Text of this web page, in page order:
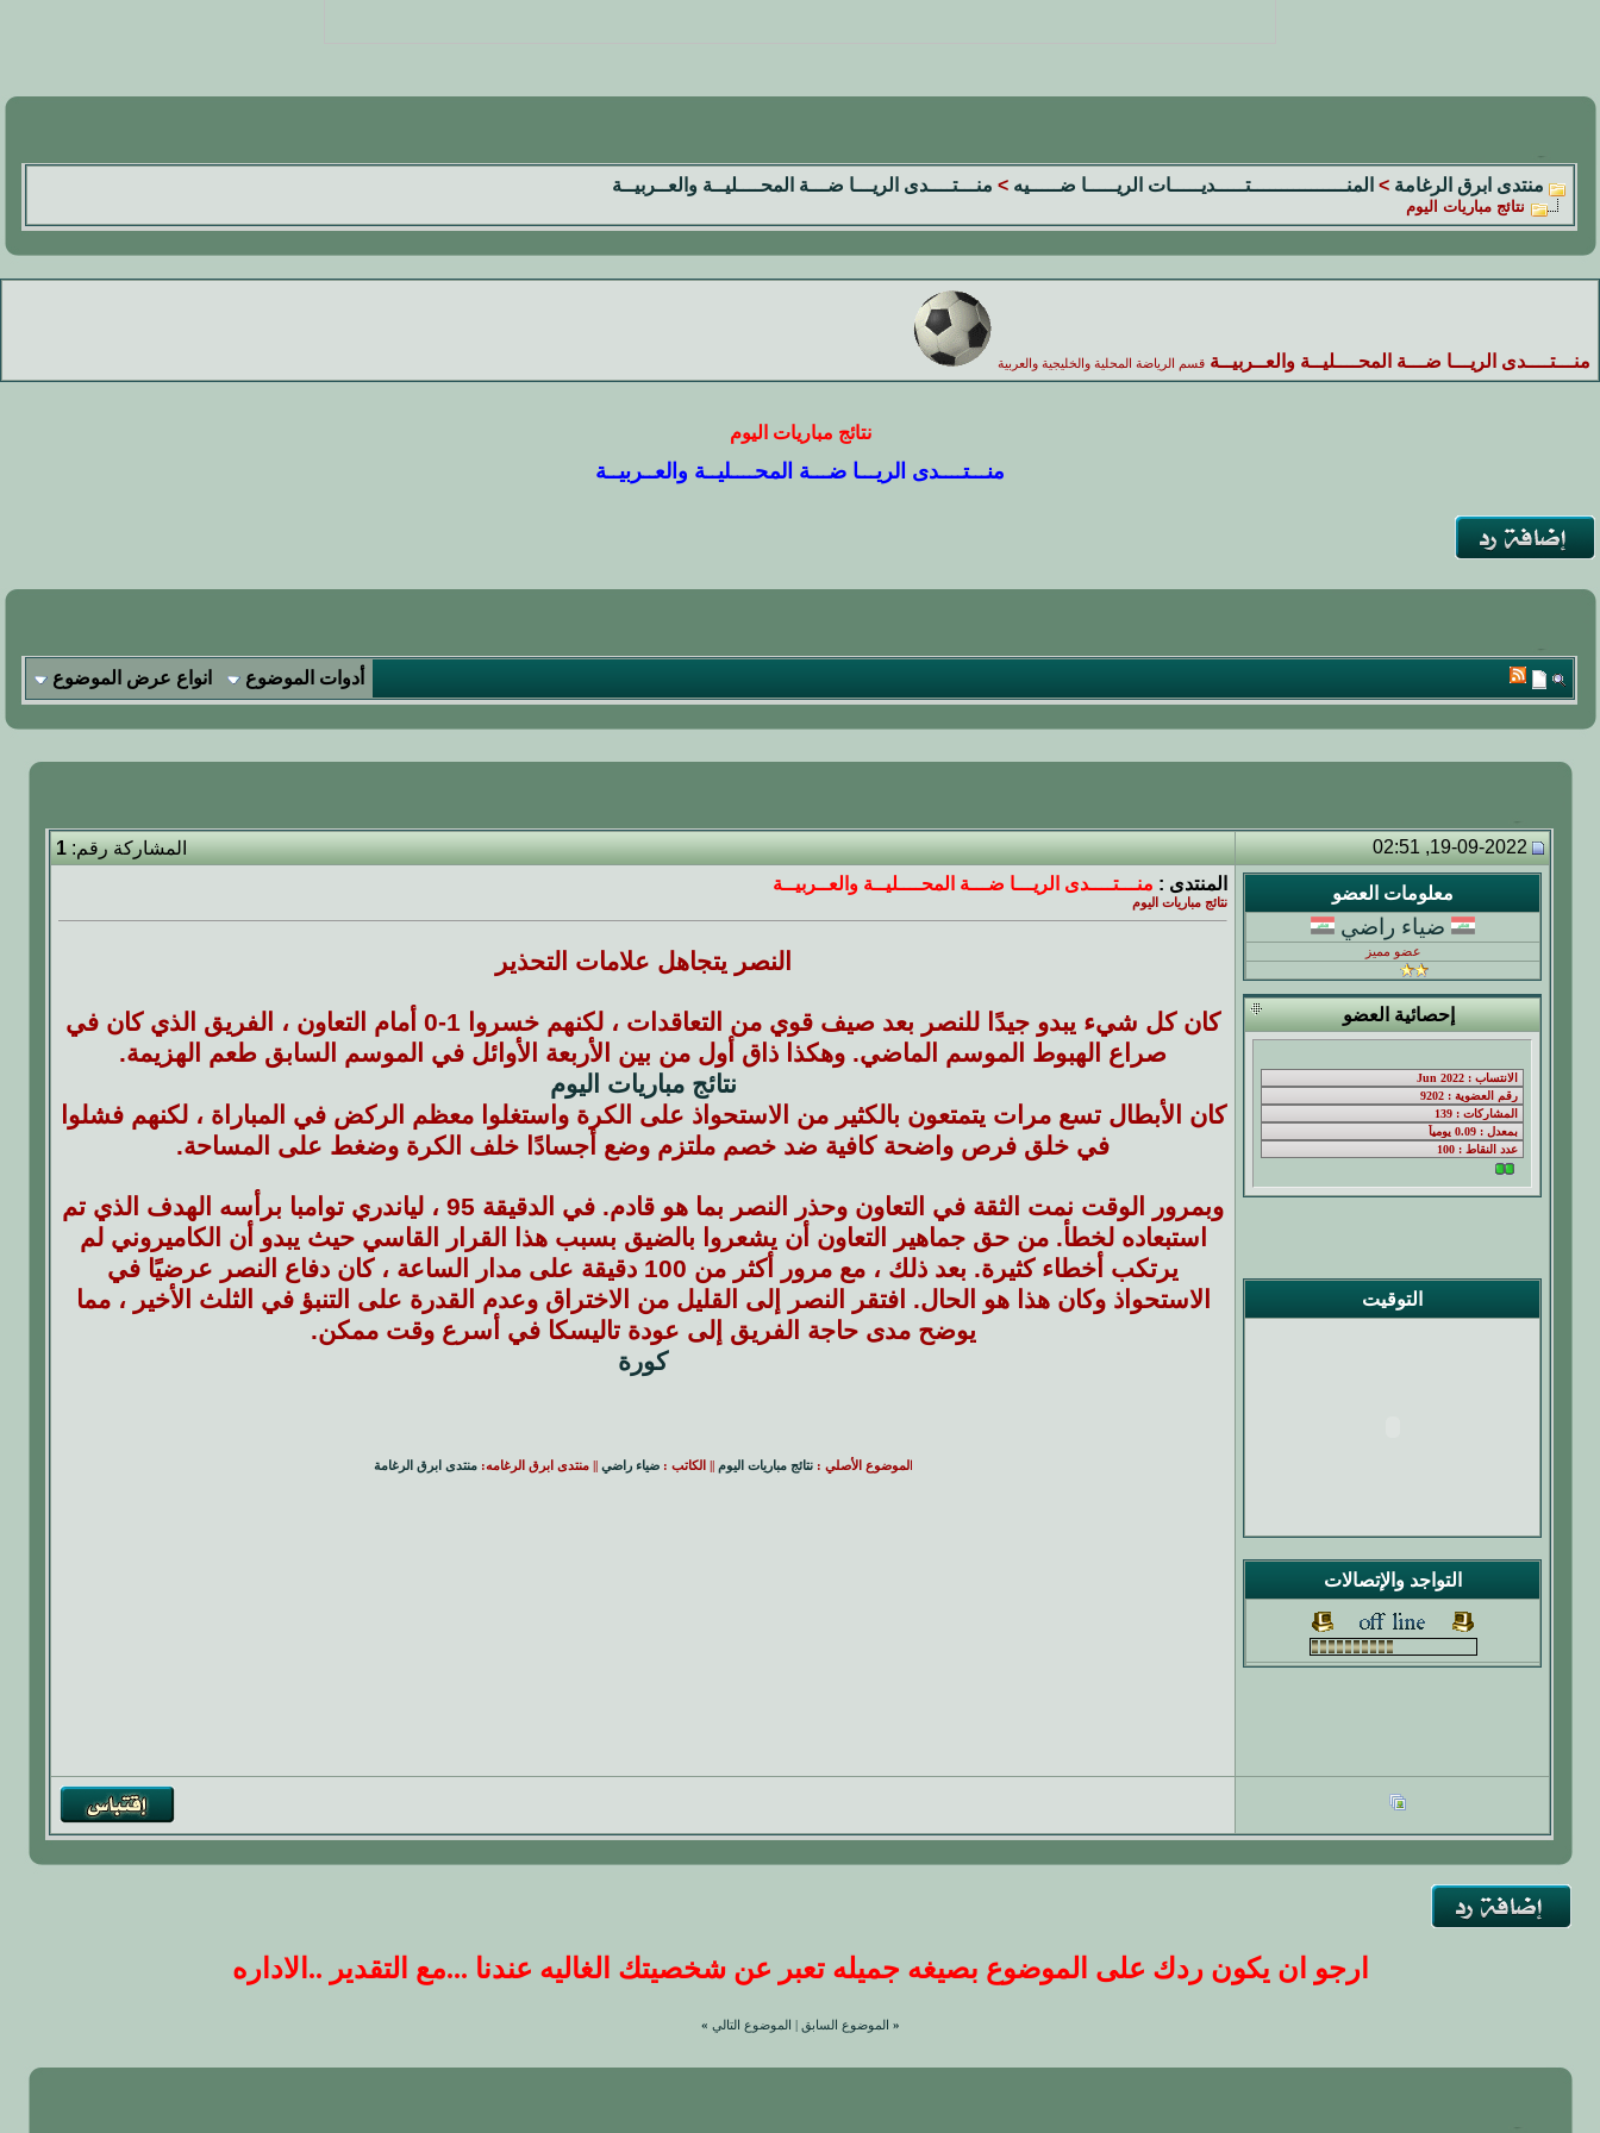
منتدى ابرق الرغامة > المنــــــــــــــــتـــــديـــــات الريـــــا ضـــــيه > منـــتــــدى الريـــا ضـــة المحــــليــة والعــربيــة
نتائج مباريات اليوم
منـــتــــدى الريـــا ضـــة المحــــليــة والعــربيــة قسم الرياضة المحلية والخليجية والعربية
نتائج مباريات اليوم
منـــتــــدى الريـــا ضـــة المحــــليــة والعــربيــة
أدوات الموضوع انواع عرض الموضوع
19-09-2022, 02:51 المشاركة رقم:1
معلومات العضو
ضياء راضي
عضو مميز
إحصائية العضو
التوقيت
التواجد والإتصالات
المنتدى : منـــتــــدى الريـــا ضـــة المحــــليــة والعــربيــة
نتائج مباريات اليوم
النصر يتجاهل علامات التحذير
كان كل شيء يبدو جيدًا للنصر بعد صيف قوي من التعاقدات ، لكنهم خسروا 1-0 أمام التعاون ، الفريق الذي كان في
صراع الهبوط الموسم الماضي. وهكذا ذاق أول من بين الأربعة الأوائل في الموسم السابق طعم الهزيمة.
نتائج مباريات اليوم
كان الأبطال تسع مرات يتمتعون بالكثير من الاستحواذ على الكرة واستغلوا معظم الركض في المباراة ، لكنهم فشلوا
في خلق فرص واضحة كافية ضد خصم ملتزم وضع أجسادًا خلف الكرة وضغط على المساحة.
وبمرور الوقت نمت الثقة في التعاون وحذر النصر بما هو قادم. في الدقيقة 95 ، لياندري توامبا برأسه الهدف الذي تم
استبعاده لخطأ. من حق جماهير التعاون أن يشعروا بالضيق بسبب هذا القرار القاسي حيث يبدو أن الكاميروني لم
يرتكب أخطاء كثيرة. بعد ذلك ، مع مرور أكثر من 100 دقيقة على مدار الساعة ، كان دفاع النصر عرضيًا في
الاستحواذ وكان هذا هو الحال. افتقر النصر إلى القليل من الاختراق وعدم القدرة على التنبؤ في الثلث الأخير ، مما
يوضح مدى حاجة الفريق إلى عودة تاليسكا في أسرع وقت ممكن.
كورة
الموضوع الأصلي :نتائج مباريات اليوم || الكاتب :ضياء راضي || منتدى ابرق الرغامه:منتدى ابرق الرغامة
ارجو ان يكون ردك على الموضوع بصيغه جميله تعبر عن شخصيتك الغاليه عندنا ...مع التقدير ..الاداره
« الموضوع السابق الموضوع التالي »